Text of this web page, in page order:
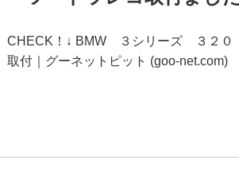
CHECK！↓ BMW ３シリーズ ３２０
取付｜グーネットピット (goo-net.com)